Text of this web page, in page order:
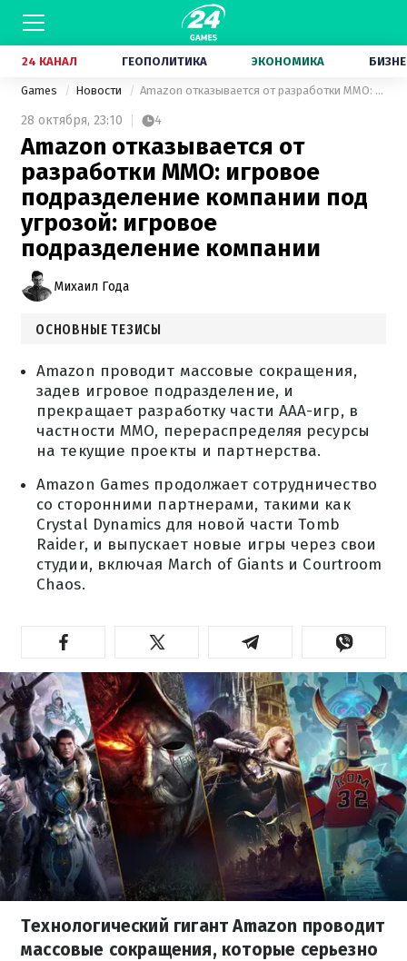
24 КАНАЛ ГЕОПОЛИТИКА ЭКОНОМИКА
Games Новости Amazon отказывается от разработки MMO: игровое подразделение компании под угрозой: игровое подразделение компании
28 октября, 23:10 4
Amazon отказывается от
разработки MMO: игровое
подразделение компании под
угрозой: игровое
подразделение компании
Михаил Года
ОСНОВНЫЕ ТЕЗИСЫ
Amazon проводит массовые сокращения,
задев игровое подразделение, и
прекращает разработку части ААА-игр, в
частности MMO, перераспределяя ресурсы
на текущие проекты и партнерства.
Amazon Games продолжает сотрудничество
со сторонними партнерами, такими как
Crystal Dynamics для новой части Tomb
Raider, и выпускает новые игры через свои
студии, включая March of Giants и Courtroom
Chaos.
Технологический гигант Amazon проводит
массовые сокращения, которые серьезно